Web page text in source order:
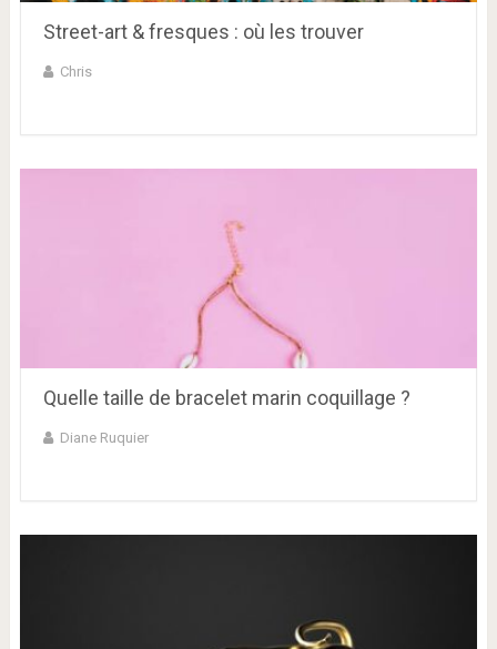
Street-art & fresques : où les trouver
Chris
Quelle taille de bracelet marin coquillage ?
Diane Ruquier